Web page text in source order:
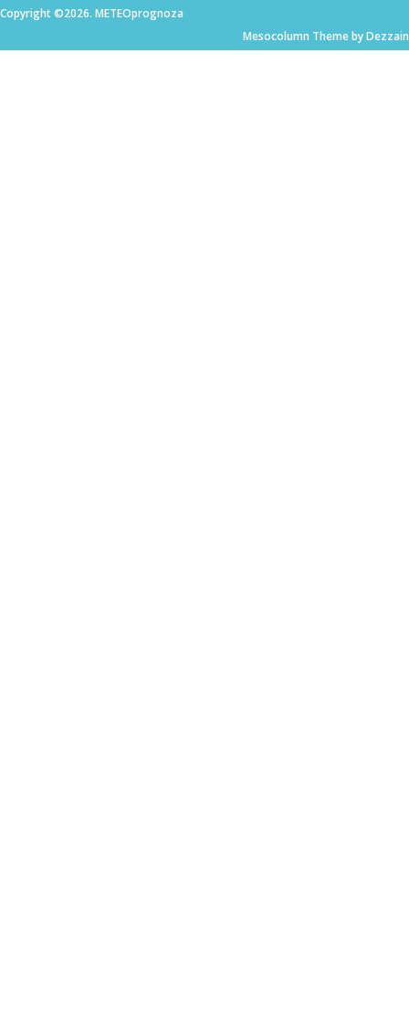
Copyright ©2026. METEOprognoza
Mesocolumn Theme by Dezzain